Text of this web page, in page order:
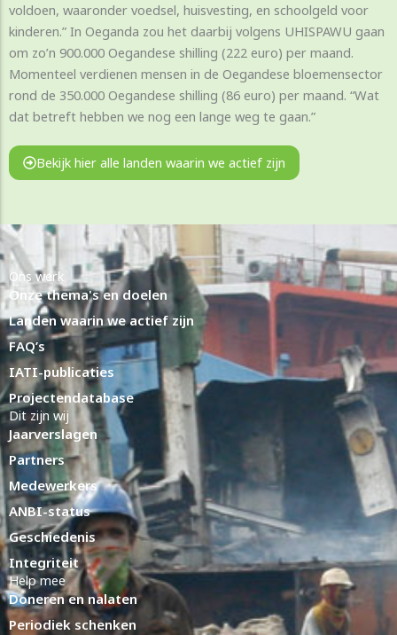
voldoen, waaronder voedsel, huisvesting, en schoolgeld voor
kinderen.” In Oeganda zou het daarbij volgens UHISPAWU gaan
om zo’n 900.000 Oegandese shilling (222 euro) per maand.
Momenteel verdienen mensen in de Oegandese bloemensector
rond de 350.000 Oegandese shilling (86 euro) per maand. “Wat
dat betreft hebben we nog een lange weg te gaan.”
Bekijk hier alle landen waarin we actief zijn
Ons werk
Onze thema's en doelen
Landen waarin we actief zijn
FAQ’s
IATI-publicaties
Projectendatabase
Dit zijn wij
Jaarverslagen
Partners
Medewerkers
ANBI-status
Geschiedenis
Integriteit
Help mee
Doneren en nalaten
Periodiek schenken